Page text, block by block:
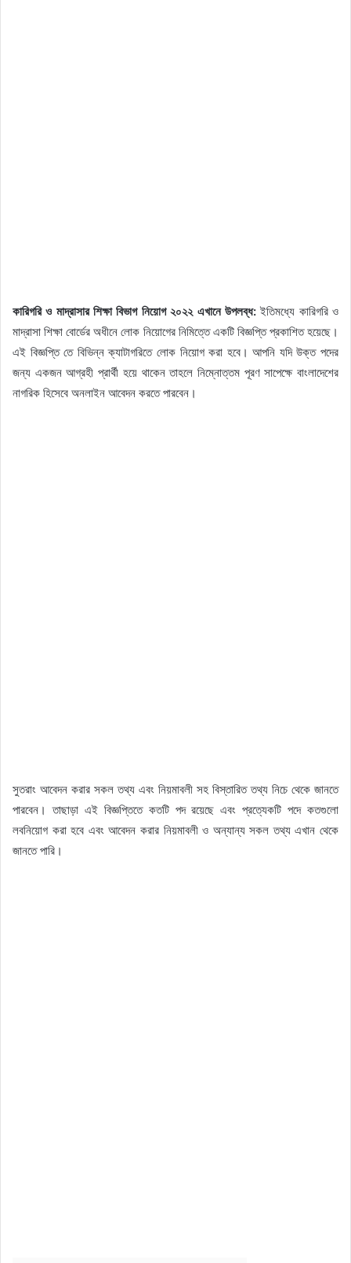
কারিগরি ও মাদ্রাসার শিক্ষা বিভাগ নিয়োগ ২০২২ এখানে উপলব্ধ:ইতিমধ্যে কারিগরি ও
মাদ্রাসা শিক্ষা বোর্ডের অধীনে লোক নিয়োগের নিমিত্তে একটি বিজ্ঞপ্তি প্রকাশিত হয়েছে।
এই বিজ্ঞপ্তি তে বিভিন্ন ক্যাটাগরিতে লোক নিয়োগ করা হবে। আপনি যদি উক্ত পদের
জন্য একজন আগ্রহী প্রার্থী হয়ে থাকেন তাহলে নিম্নোত্তম পূরণ সাপেক্ষে বাংলাদেশের
নাগরিক হিসেবে অনলাইন আবেদন করতে পারবেন।
সুতরাং আবেদন করার সকল তথ্য এবং নিয়মাবলী সহ বিস্তারিত তথ্য নিচে থেকে জানতে
পারবেন। তাছাড়া এই বিজ্ঞপ্তিতে কতটি পদ রয়েছে এবং প্রত্যেকটি পদে কতগুলো
লবনিয়োগ করা হবে এবং আবেদন করার নিয়মাবলী ও অন্যান্য সকল তথ্য এখান থেকে
জানতে পারি।